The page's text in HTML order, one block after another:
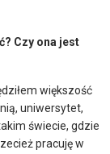
Czy ona jest
większość
uniwersytet,
świecie, gdzie
pracuję w